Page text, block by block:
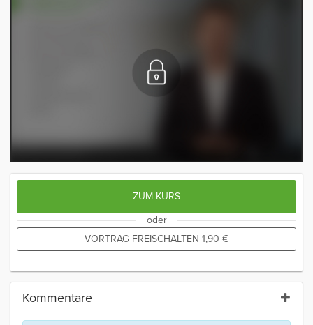
ZUM KURS
oder
VORTRAG FREISCHALTEN 1,90 €
Kommentare